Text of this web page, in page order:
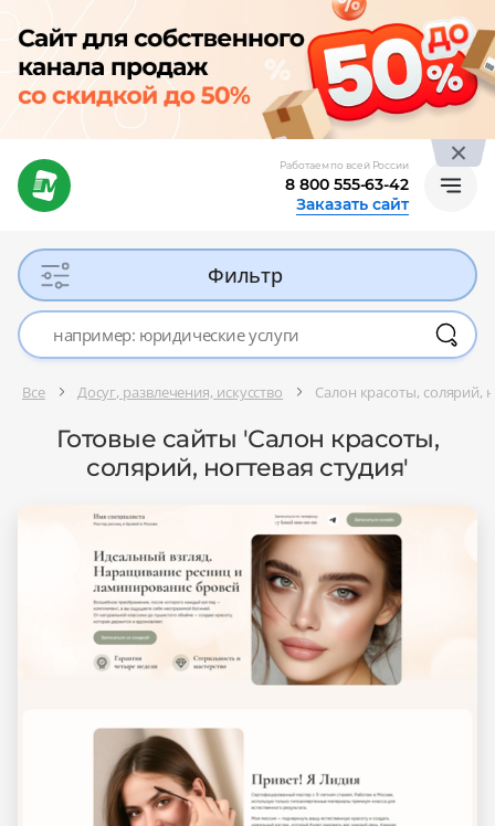
Работаем по всей России
8 800 555-63-42
Заказать сайт
Фильтр
Все Досуг, развлечения, искусство Салон красоты, солярий,
Готовые сайты 'Салон красоты,
солярий, ногтевая студия'